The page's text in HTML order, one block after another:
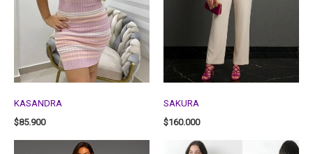
KASANDRA
$85.900
SAKURA
$160.000